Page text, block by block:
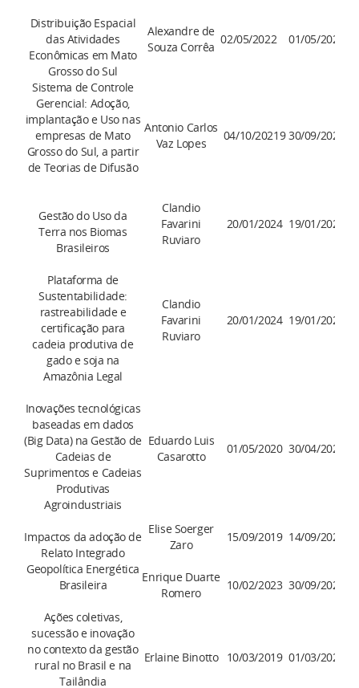
Distribuição Espacial
das Atividades
Econômicas em Mato
Grosso do Sul
Alexandre de
Souza Corrêa
02/05/2022 01/05/2026
Sistema de Controle
Gerencial: Adoção,
implantação e Uso nas
empresas de Mato
Grosso do Sul, a partir
de Teorias de Difusão
Antonio Carlos
Vaz Lopes
04/10/20219 30/09/2025
Gestão do Uso da
Terra nos Biomas
Brasileiros
Clandio
Favarini
Ruviaro
20/01/2024 19/01/2028
Plataforma de
Sustentabilidade:
rastreabilidade e
certificação para
cadeia produtiva de
gado e soja na
Amazônia Legal
Clandio
Favarini
Ruviaro
20/01/2024 19/01/2028
Inovações tecnológicas
baseadas em dados
(Big Data) na Gestão de
Cadeias de
Suprimentos e Cadeias
Produtivas
Agroindustriais
Eduardo Luis
Casarotto
01/05/2020 30/04/2026
Impactos da adoção de
Relato Integrado
Elise Soerger
Zaro
15/09/2019 14/09/2027
Geopolítica Energética
Brasileira
Enrique Duarte
Romero
10/02/2023 30/09/2026
Ações coletivas,
sucessão e inovação
no contexto da gestão
rural no Brasil e na
Tailândia
Erlaine Binotto 10/03/2019 01/03/2027